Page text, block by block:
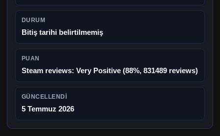
DURUM
Bitiş tarihi belirtilmemiş
PUAN
Steam reviews: Very Positive (88%, 831489 reviews)
GÜNCELLENDI
5 Temmuz 2026